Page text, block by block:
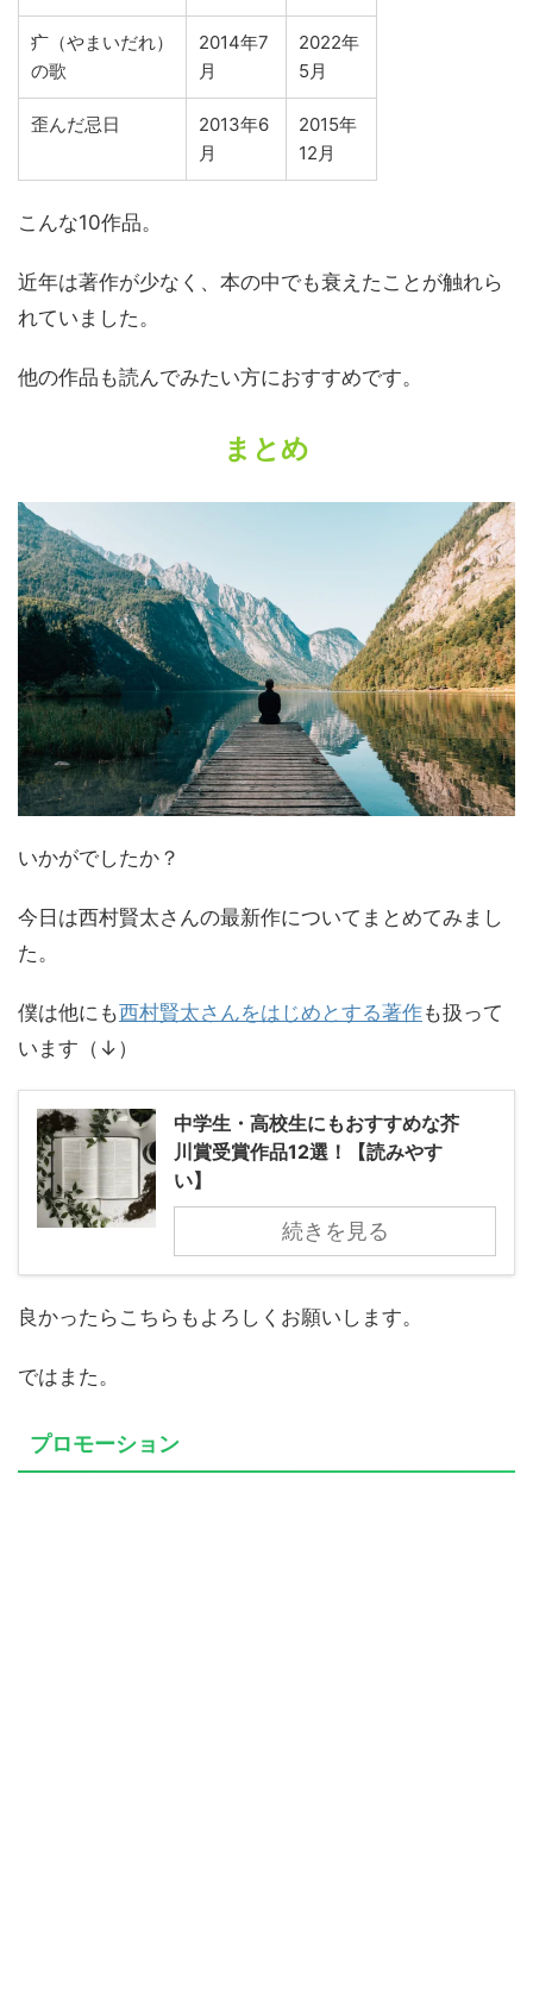
疒（やまいだれ）
の歌
2014年7
月
2022年
5月
歪んだ忌日
2013年6
月
2015年
12月
こんな10作品。
近年は著作が少なく、本の中でも衰えたことが触れら
れていました。
他の作品も読んでみたい方におすすめです。
まとめ
いかがでしたか？
今日は西村賢太さんの最新作についてまとめてみまし
た。
僕は他にも西村賢太さんをはじめとする著作も扱って
います（↓）
中学生・高校生にもおすすめな芥
川賞受賞作品12選！【読みやす
い】
続きを見る
良かったらこちらもよろしくお願いします。
ではまた。
プロモーション